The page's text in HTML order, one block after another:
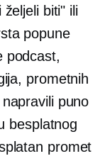
biti" ili
popune
podcast,
prometnih
puno
besplatnog
promet